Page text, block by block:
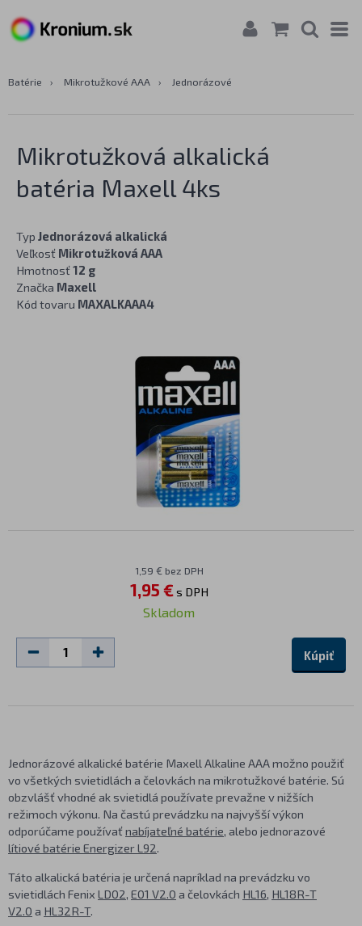
Batérie › Mikrotužkové AAA › Jednorázové
Mikrotužková alkalická
batéria Maxell 4ks
Typ Jednorázová alkalická
Veľkosť Mikrotužková AAA
Hmotnosť 12 g
Značka Maxell
Kód tovaru MAXALKAAA4
1,59 € bez DPH
1,95 €s DPH
Skladom
Kúpiť
Jednorázové alkalické batérie Maxell Alkaline AAA možno použiť
vo všetkých svietidlách a čelovkách na mikrotužkové batérie. Sú
obzvlášť vhodné ak svietidlá používate prevažne v nižších
režimoch výkonu. Na častú prevádzku na najvyšší výkon
odporúčame používať nabíjateľné batérie, alebo jednorazové
lítiové batérie Energizer L92.
Táto alkalická batéria je určená napríklad na prevádzku vo
svietidlách Fenix LD02, E01 V2.0 a čelovkách HL16, HL18R-T
V2.0 a HL32R-T.